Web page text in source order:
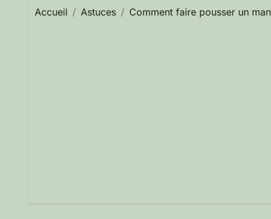
Accueil Astuces Comment faire pousser un